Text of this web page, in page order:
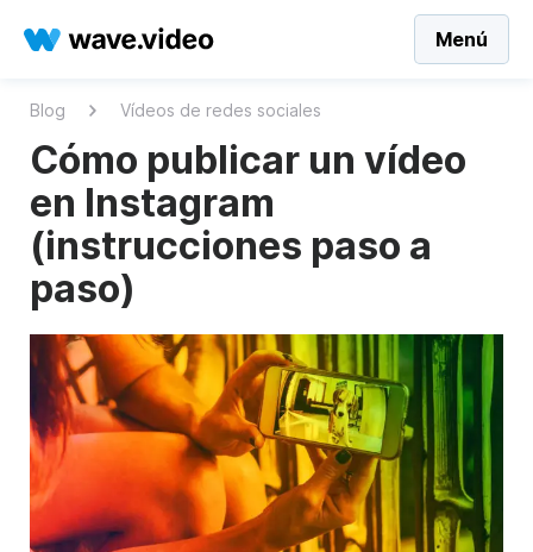
Menú
Blog Vídeos de redes sociales
Cómo publicar un vídeo
en Instagram
(instrucciones paso a
paso)